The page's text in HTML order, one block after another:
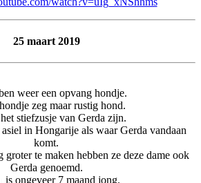
25 maart 2019
weer een opvang hondje.
zeg maar rustig hond.
stiefzusje van Gerda zijn.
in Hongarije als waar Gerda vandaan
komt.
te maken hebben ze deze dame ook
Gerda genoemd.
is ongeveer 7 maand jong.